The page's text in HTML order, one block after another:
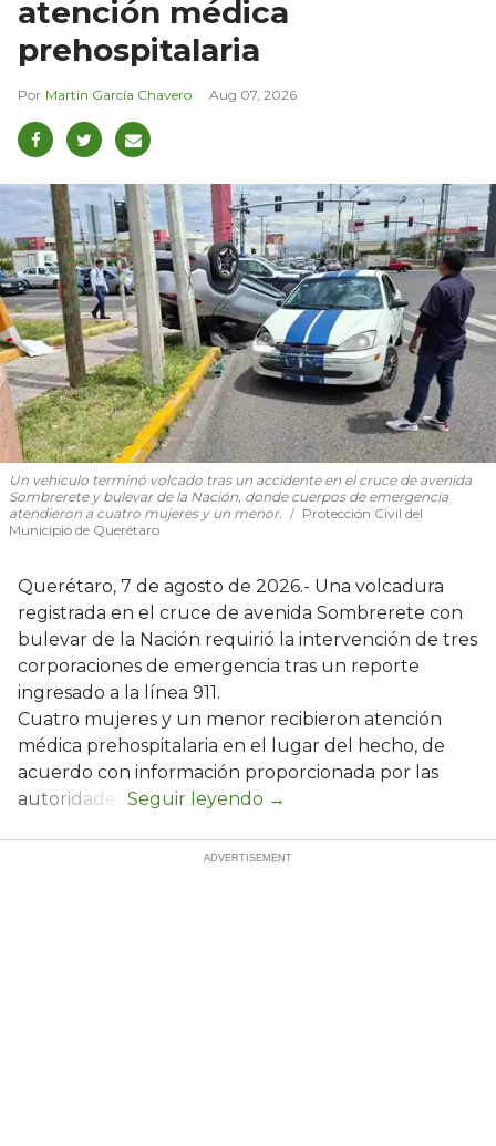
atención médica
prehospitalaria
Martín García Chavero Aug 07, 2026
Un vehículo terminó volcado tras un accidente en el cruce de avenida
Sombrerete y bulevar de la Nación, donde cuerpos de emergencia
atendieron a cuatro mujeres y un menor.
Protección Civil del
Municipio de Querétaro
Querétaro, 7 de agosto de 2026.- Una volcadura
registrada en el cruce de avenida Sombrerete con
bulevar de la Nación requirió la intervención de tres
corporaciones de emergencia tras un reporte
ingresado a la línea 911.
Cuatro mujeres y un menor recibieron atención
médica prehospitalaria en el lugar del hecho, de
acuerdo con información proporcionada por las
autoridades.